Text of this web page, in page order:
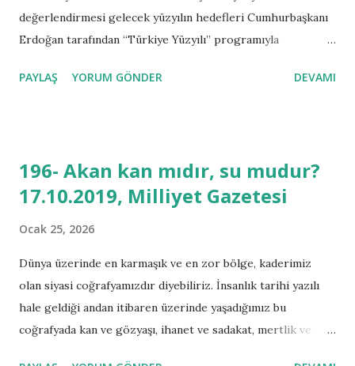
değerlendirmesi gelecek yüzyılın hedefleri Cumhurbaşkanı
Erdoğan tarafından “Türkiye Yüzyılı” programıyla
yılında ilk yüzyılını tamamlayacaktır. Siyasi coğrafyamızın ve
iletişim ve haberleşmenin basitleştiği dünyada; siyasi,
ekonomik ve askeri krizlerin vuku bulmasıyla 2023 sonrası
olacaktır. *** Cumhuriyet Türkiye’sinin ilk yüzyılı
Osmanlı’nın dağılma süreci ve Osmanlı Devleti’nin son
subaylarının inşa ettiği Cumhuriyet’le Türkiye günümüze
kadar gelmiştir. Cumhuriyeti’nin ilanı sonrası toprak
kaybeden bir neslin evlatlarının kurduğu Türkiye ve kamu
PAYLAŞ YORUM GÖNDER DEVAMI
196- Akan kan mıdır, su mudur?
17.10.2019, Milliyet Gazetesi
Ocak 25, 2026
Dünya üzerinde en karmaşık ve en zor bölge, kaderimiz
olan siyasi coğrafyamızdır diyebiliriz. İnsanlık tarihi yazılı
hale geldiği andan itibaren üzerinde yaşadığımız bu
coğrafyada kan ve gözyaşı, ihanet ve sadakat, mertlik ve